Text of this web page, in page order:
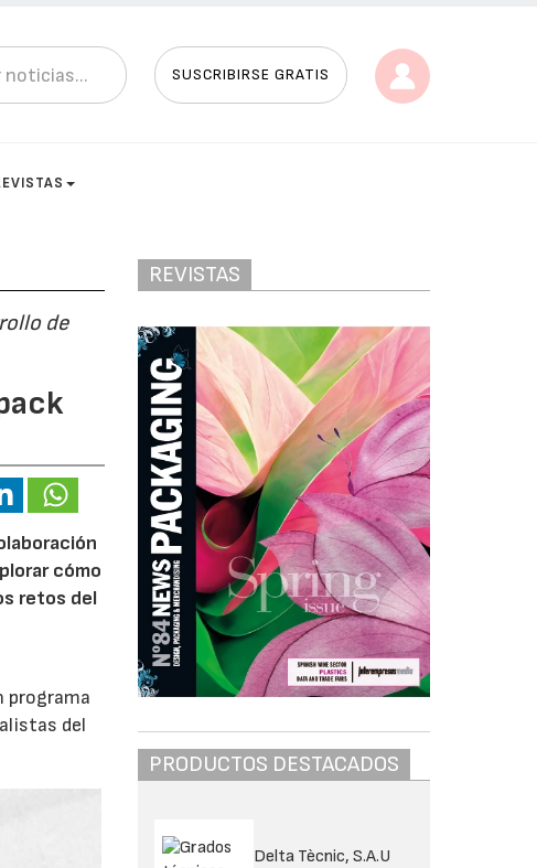
SUSCRIBIRSE GRATIS
de
cómo
retos del
programa
del
REVISTAS
PRODUCTOS DESTACADOS
Delta Tècnic, S.A.U